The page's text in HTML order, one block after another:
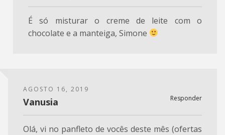
É só misturar o creme de leite com o
chocolate e a manteiga, Simone
AGOSTO 16, 2019
Responder
Vanusia
Olá, vi no panfleto de vocês deste mês (ofertas